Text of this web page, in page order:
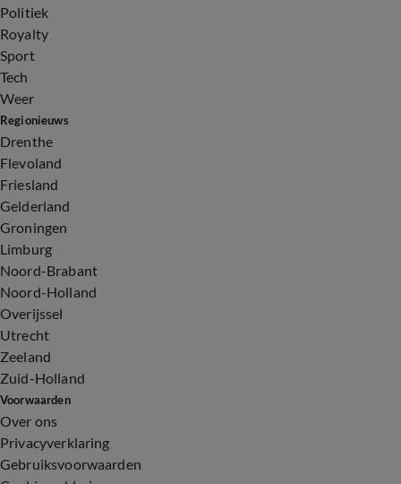
Politiek
Royalty
Sport
Tech
Weer
Regionieuws
Drenthe
Flevoland
Friesland
Gelderland
Groningen
Limburg
Noord-Brabant
Noord-Holland
Overijssel
Utrecht
Zeeland
Zuid-Holland
Voorwaarden
Over ons
Privacyverklaring
Gebruiksvoorwaarden